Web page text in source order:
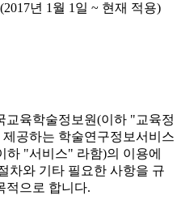
년 1월 1일 ~ 현재 적용)
교육학술정보원(이하 "교육정
제공하는 학술연구정보서비스
하 "서비스" 라함)의 이용에
차와 기타 필요한 사항을 규
적으로 합니다.